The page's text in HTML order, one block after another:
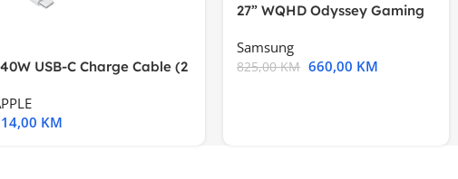
USB-C Charge Cable (2
KM
27” WQHD Odyssey Gaming
Samsung
825,00KM 660,00 KM